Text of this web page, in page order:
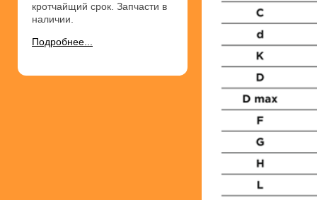
кротчайщий срок. Запчасти в
наличии.
Подробнее...